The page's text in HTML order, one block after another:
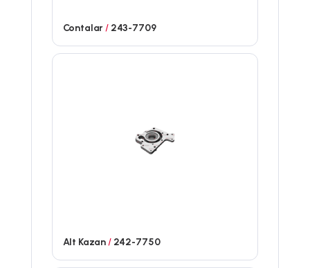
Contalar/243-7709
Alt Kazan/242-7750